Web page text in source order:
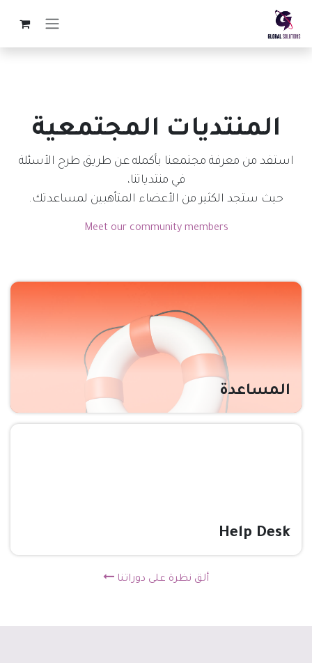
تخطي للذهاب إلى المحتوى
المنتديات المجتمعية
استفد من معرفة مجتمعنا بأكمله عن طريق طرح الأسئلة
في منتدياتنا،
حيث ستجد الكثير من الأعضاء المتأهبين لمساعدتك.
Meet our community members
المساعدة
Help Desk
ألق نظرة على دوراتنا